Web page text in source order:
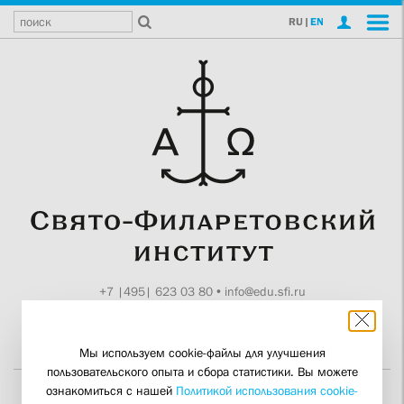
RU | EN
+7 |495| 623 03 80• info@edu.sfi.ru
Мы используем cookie-файлы для улучшения
пользовательского опыта и сбора статистики. Вы можете
ознакомиться с нашей Политикой использования cookie-